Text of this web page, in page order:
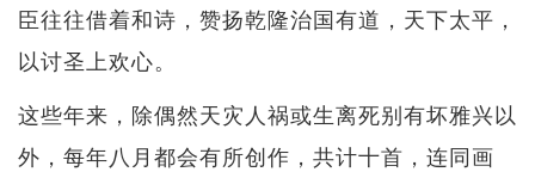
臣往往借着和诗，赞扬乾隆治国有道，天下太平，
以讨圣上欢心。
这些年来，除偶然天灾人祸或生离死别有坏雅兴以
外，每年八月都会有所创作，共计十首，连同画